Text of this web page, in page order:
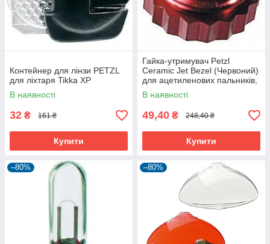
Контейнер для лінзи PETZL
для ліхтаря Tikka XP
В наявності
32 ₴ 161 ₴
Купити
Гайка-утримувач Petzl
Ceramic Jet Bezel (Червоний)
для ацетиленових пальників,
10 г, CE
В наявності
49,40 ₴ 248,40 ₴
Купити
–80% –80%